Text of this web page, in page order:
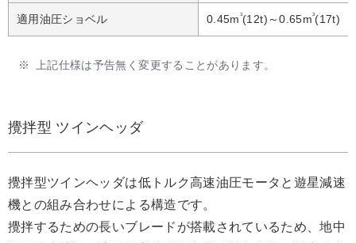
適用油圧ショベル 0.45m 3(12t)～0.65m3(17t)
※ 上記仕様は予告無く変更することがあります。
攪拌型 ツインヘッダ
攪拌型ツインヘッダは低トルク高速油圧モータと遊星減速
機との組み合わせによる構造です。
攪拌するための長いブレードが搭載されているため、地中